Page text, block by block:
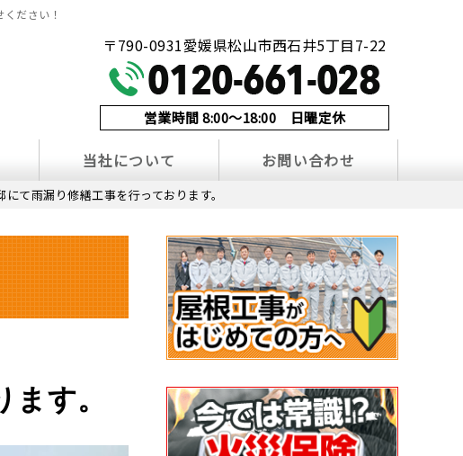
ださい！
〒790-0931愛媛県松山市西石井5丁目7-22
営業時間 8:00～18:00 日曜定休
当社について お問い合わせ
て雨漏り修繕工事を行っております。
す。